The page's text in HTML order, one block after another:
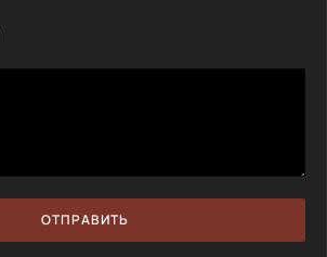
ОТПРАВИТЬ